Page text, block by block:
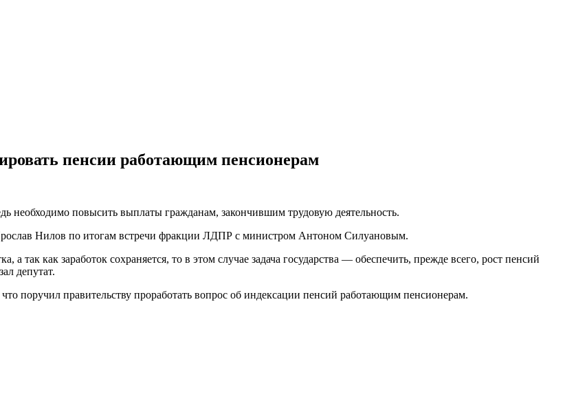
пенсии работающим пенсионерам
необходимо повысить выплаты гражданам, закончившим трудовую деятельность.
Нилов по итогам встречи фракции ЛДПР с министром Антоном Силуановым.
так как заработок сохраняется, то в этом случае задача государства — обеспечить, прежде всего, рост пенсий
депутат.
поручил правительству проработать вопрос об индексации пенсий работающим пенсионерам.